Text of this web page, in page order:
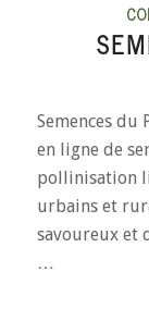
Semences du
en ligne de
pollinisation
urbains et
savoureux et
…